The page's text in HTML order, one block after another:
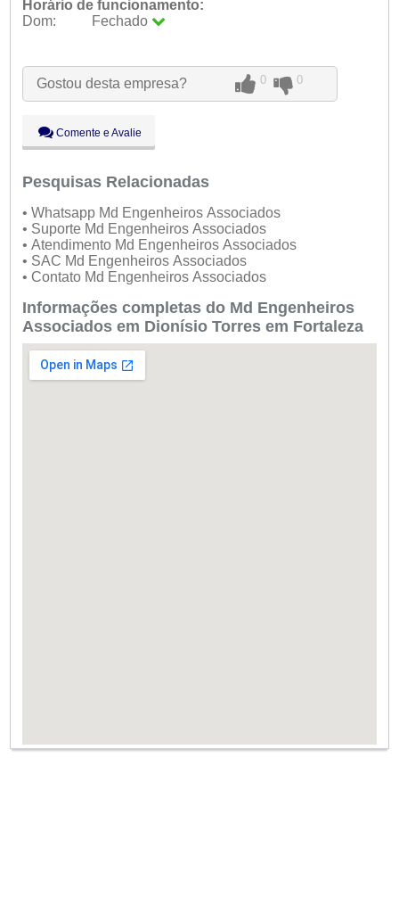
Horário de funcionamento:
Dom:
Fechado
Qua:
09:00 - 18:00
Qui:
09:00 - 18:00
Sáb:
Dom:
Fechado
Gostou desta empresa? 0 0
Comente e Avalie
Pesquisas Relacionadas
• Whatsapp Md Engenheiros Associados
• Suporte Md Engenheiros Associados
• Atendimento Md Engenheiros Associados
• SAC Md Engenheiros Associados
• Contato Md Engenheiros Associados
Informações completas do Md Engenheiros
Associados em Dionísio Torres em Fortaleza